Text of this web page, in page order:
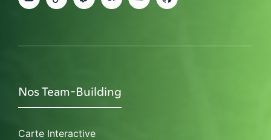
Nos Team-Building
Carte Interactive